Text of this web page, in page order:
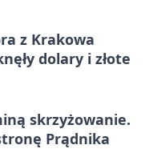
z Krakowa
dolary i złote
skrzyżowanie.
Prądnika